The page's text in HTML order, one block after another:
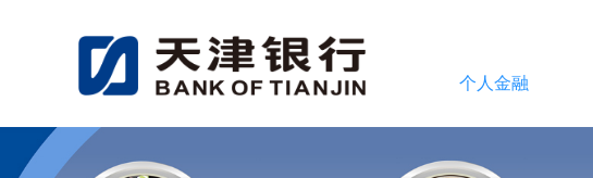
个人金融